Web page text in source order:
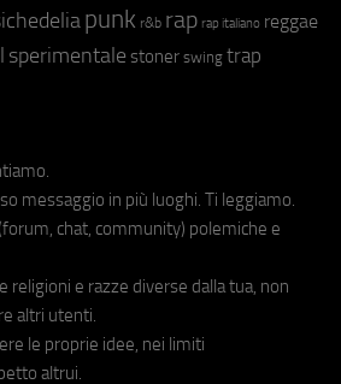
punk r&b rap rap italiano reggae
sperimentale stoner swing trap
messaggio in più luoghi. Ti leggiamo.
chat, community) polemiche e
religioni e razze diverse dalla tua, non
altri utenti.
le proprie idee, nei limiti
altrui.